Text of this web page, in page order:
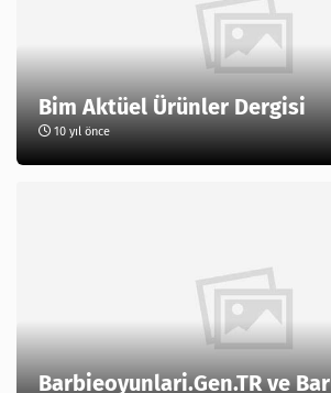
Bim Aktüel Ürünler Dergisi
10 yıl önce
Barbieoyunlari.Gen.TR ve